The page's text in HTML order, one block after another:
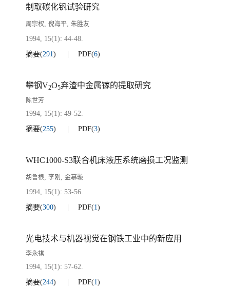
制取碳化钒试验研究
周宗权, 倪海平, 朱胜友
1994, 15(1): 44-48.
摘要(291) PDF(6)
攀钢V2O5弃渣中金属镓的提取研究
陈世芳
1994, 15(1): 49-52.
摘要(255) PDF(3)
WHC1000-S3联合机床液压系统磨损工况监测
胡鲁根, 李刚 , 金慕璇
1994, 15(1): 53-56.
摘要(300) PDF(1)
光电技术与机器视觉在钢铁工业中的新应用
李永祺
1994, 15(1): 57-62.
摘要(244) PDF(1)